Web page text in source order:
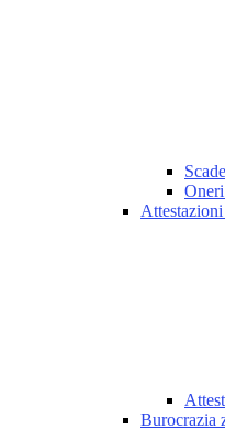
Burocrazia